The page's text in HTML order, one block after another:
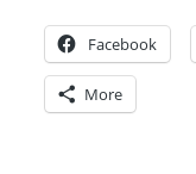
Facebook
More